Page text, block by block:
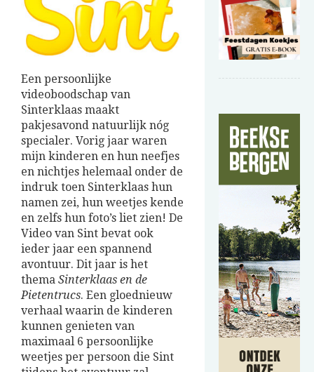
Een persoonlijke
videoboodschap van
Sinterklaas maakt
pakjesavond natuurlijk nóg
specialer. Vorig jaar waren
mijn kinderen en hun neefjes
en nichtjes helemaal onder de
indruk toen Sinterklaas hun
namen zei, hun weetjes kende
en zelfs hun foto’s liet zien! De
Video van Sint bevat ook
ieder jaar een spannend
avontuur. Dit jaar is het
thema Sinterklaas en de
Pietentrucs. Een gloednieuw
verhaal waarin de kinderen
kunnen genieten van
maximaal 6 persoonlijke
weetjes per persoon die Sint